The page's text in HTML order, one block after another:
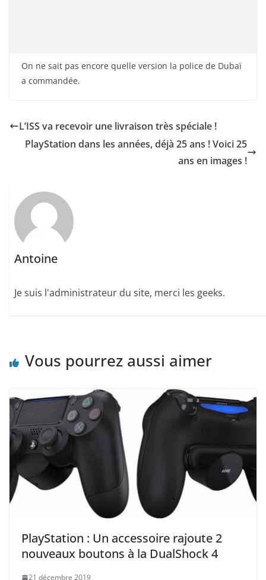
On ne sait pas encore quelle version la police de Dubaï
a commandée.
L’ISS va recevoir une livraison très spéciale !
PlayStation dans les années, déjà 25 ans ! Voici 25
ans en images !
Antoine
Je suis l'administrateur du site, merci les geeks.
Vous pourrez aussi aimer
PlayStation : Un accessoire rajoute 2
nouveaux boutons à la DualShock 4
21 décembre 2019